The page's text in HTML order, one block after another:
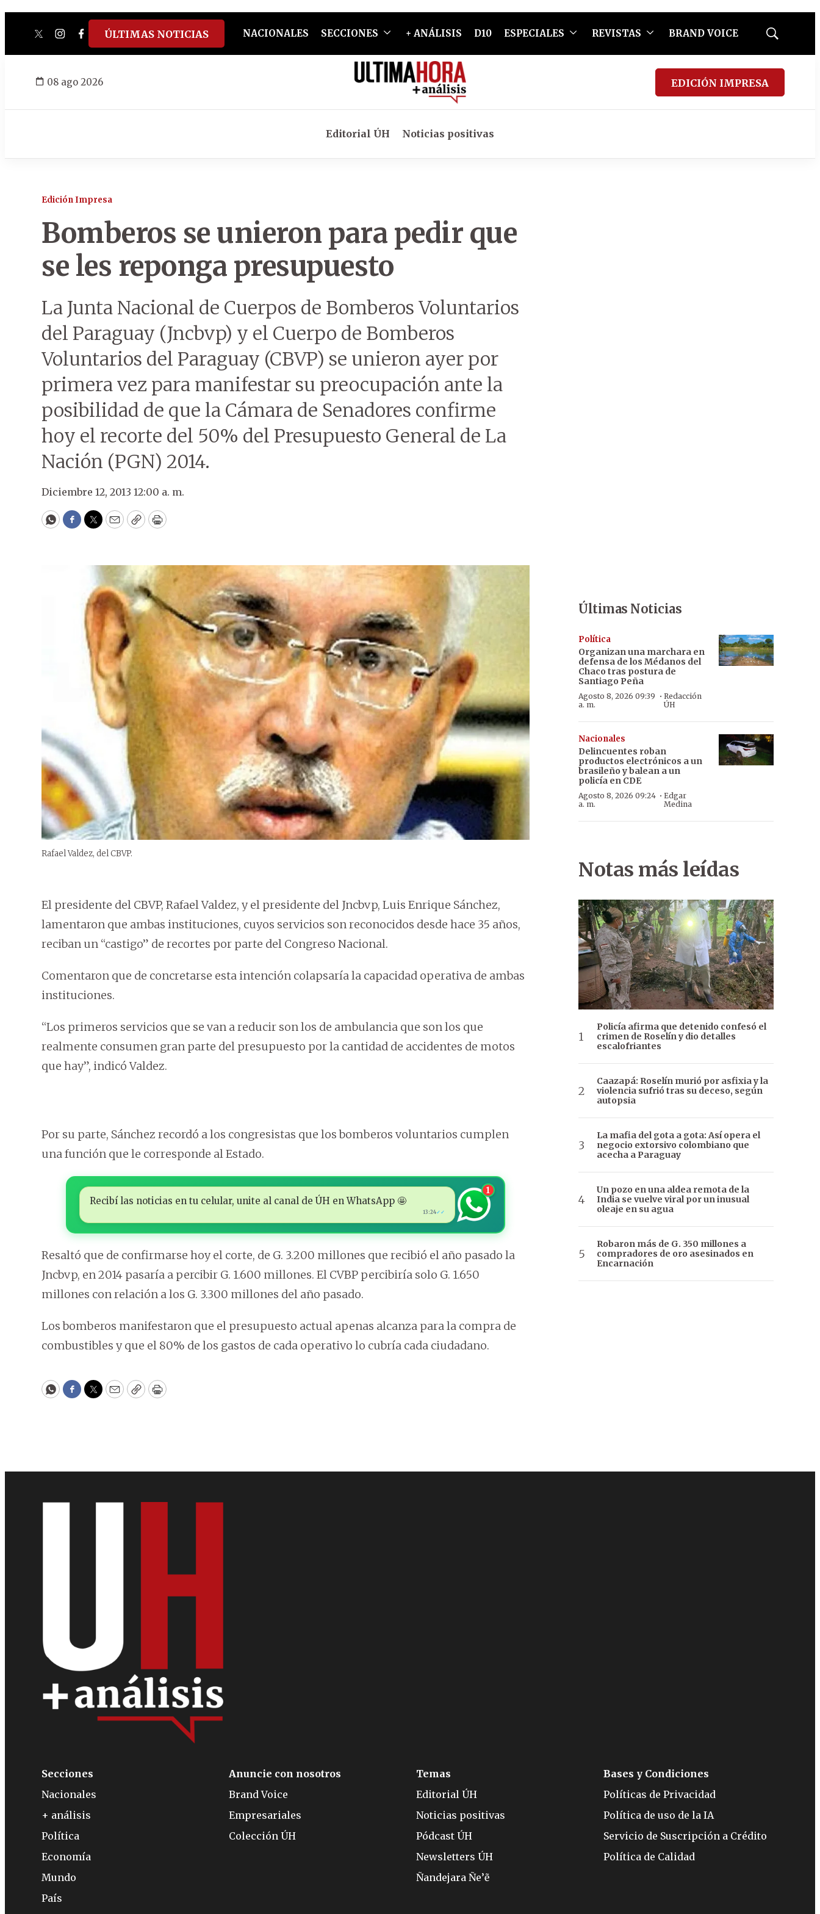
twitterinstagram
facebook
tiktokyoutube
spotify
ÚLTIMAS NOTICIAS NACIONALES SECCIONES + ANÁLISIS D10 ESPECIALES REVISTAS BRAND VOICE
Mostrar
08 ago 2026 EDICIÓN IMPRESA
Editorial ÚH Noticias positivas
Edición Impresa
Bomberos se unieron para pedir que
se les reponga presupuesto
La Junta Nacional de Cuerpos de Bomberos Voluntarios
del Paraguay (Jncbvp) y el Cuerpo de Bomberos
Voluntarios del Paraguay (CBVP) se unieron ayer por
primera vez para manifestar su preocupación ante la
posibilidad de que la Cámara de Senadores confirme
hoy el recorte del 50% del Presupuesto General de La
Nación (PGN) 2014.
Diciembre 12, 2013 12:00 a. m.
WhatsApp
Facebook
Twitter
EmailCopyPrint
Rafael Valdez, del CBVP.
El presidente del CBVP, Rafael Valdez, y el presidente del Jncbvp, Luis Enrique Sánchez,
lamentaron que ambas instituciones, cuyos servicios son reconocidos desde hace 35 años,
reciban un “castigo” de recortes por parte del Congreso Nacional.
Comentaron que de concretarse esta intención colapsaría la capacidad operativa de ambas
instituciones.
“Los primeros servicios que se van a reducir son los de ambulancia que son los que
realmente consumen gran parte del presupuesto por la cantidad de accidentes de motos
que hay”, indicó Valdez.
Por su parte, Sánchez recordó a los congresistas que los bomberos voluntarios cumplen
una función que le corresponde al Estado.
Recibí las noticias en tu celular, unite al canal de ÚH en WhatsApp 🤩
13:24✓✓
1
Resaltó que de confirmarse hoy el corte, de G. 3.200 millones que recibió el año pasado la
Jncbvp, en 2014 pasaría a percibir G. 1.600 millones. El CVBP percibiría solo G. 1.650
millones con relación a los G. 3.300 millones del año pasado.
Los bomberos manifestaron que el presupuesto actual apenas alcanza para la compra de
combustibles y que el 80% de los gastos de cada operativo lo cubría cada ciudadano.
WhatsApp
Facebook
Twitter
EmailCopyPrint
Últimas Noticias
Política
Organizan una marchara en
defensa de los Médanos del
Chaco tras postura de
Santiago Peña
Agosto 8, 2026 09:39
a. m.
·Redacción
ÚH
Nacionales
Delincuentes roban
productos electrónicos a un
brasileño y balean a un
policía en CDE
Agosto 8, 2026 09:24
a. m.
· Edgar
Medina
Notas más leídas
Policía afirma que detenido confesó el
crimen de Roselín y dio detalles
escalofriantes
Caazapá: Roselín murió por asfixia y la
violencia sufrió tras su deceso, según
autopsia
La mafia del gota a gota: Así opera el
negocio extorsivo colombiano que
acecha a Paraguay
Un pozo en una aldea remota de la
India se vuelve viral por un inusual
oleaje en su agua
Robaron más de G. 350 millones a
compradores de oro asesinados en
Encarnación
Secciones
Nacionales
+ análisis
Política
Economía
Mundo
País
Anuncie con nosotros
Brand Voice
Empresariales
Colección ÚH
Temas
Editorial ÚH
Noticias positivas
Pódcast ÚH
Newsletters ÚH
Ñandejara Ñe’ẽ
Bases y Condiciones
Políticas de Privacidad
Política de uso de la IA
Servicio de Suscripción a Crédito
Política de Calidad